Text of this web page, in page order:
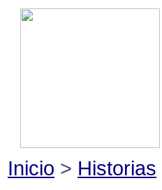
Inicio > Historias